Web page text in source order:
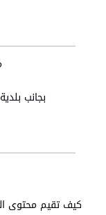
بجانب
كيف تقيم محتوى